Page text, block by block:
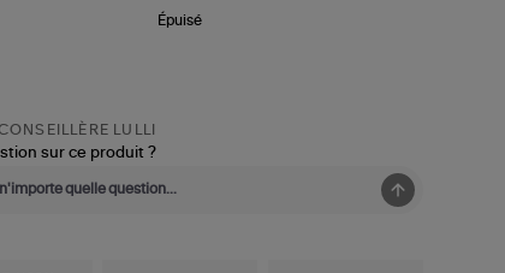
Épuisé
LULLI
sur ce produit ?